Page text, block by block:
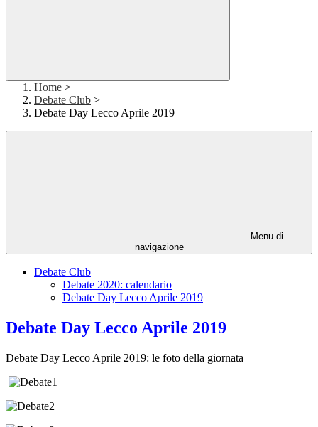
Home >
Debate Club >
Debate Day Lecco Aprile 2019
Menu di
navigazione
Debate Club
Debate 2020: calendario
Debate Day Lecco Aprile 2019
Debate Day Lecco Aprile 2019
Debate Day Lecco Aprile 2019: le foto della giornata